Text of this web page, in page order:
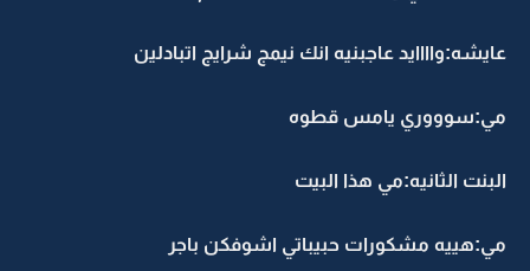
عايشه:واااايد عاجبنيه انك نيمج شرايج اتبادلين
مي:سوووري يامس قطوه
البنت الثانيه:مي هذا البيت
مي:هييه مشكورات حبيباتي اشوفكن باجر